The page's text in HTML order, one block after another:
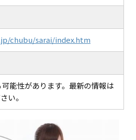
chubu/sarai/index.htm
能性があります。最新の情報は
い。